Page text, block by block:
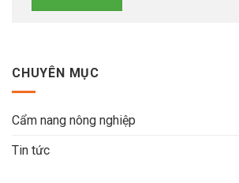
CHUYÊN MỤC
Cẩm nang nông nghiệp
Tin tức